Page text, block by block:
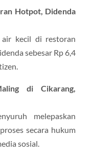
Hotpot, Didenda
air kecil di restoran
sebesar Rp 6,4
di Cikarang,
melepaskan
secara hukum
sosial.